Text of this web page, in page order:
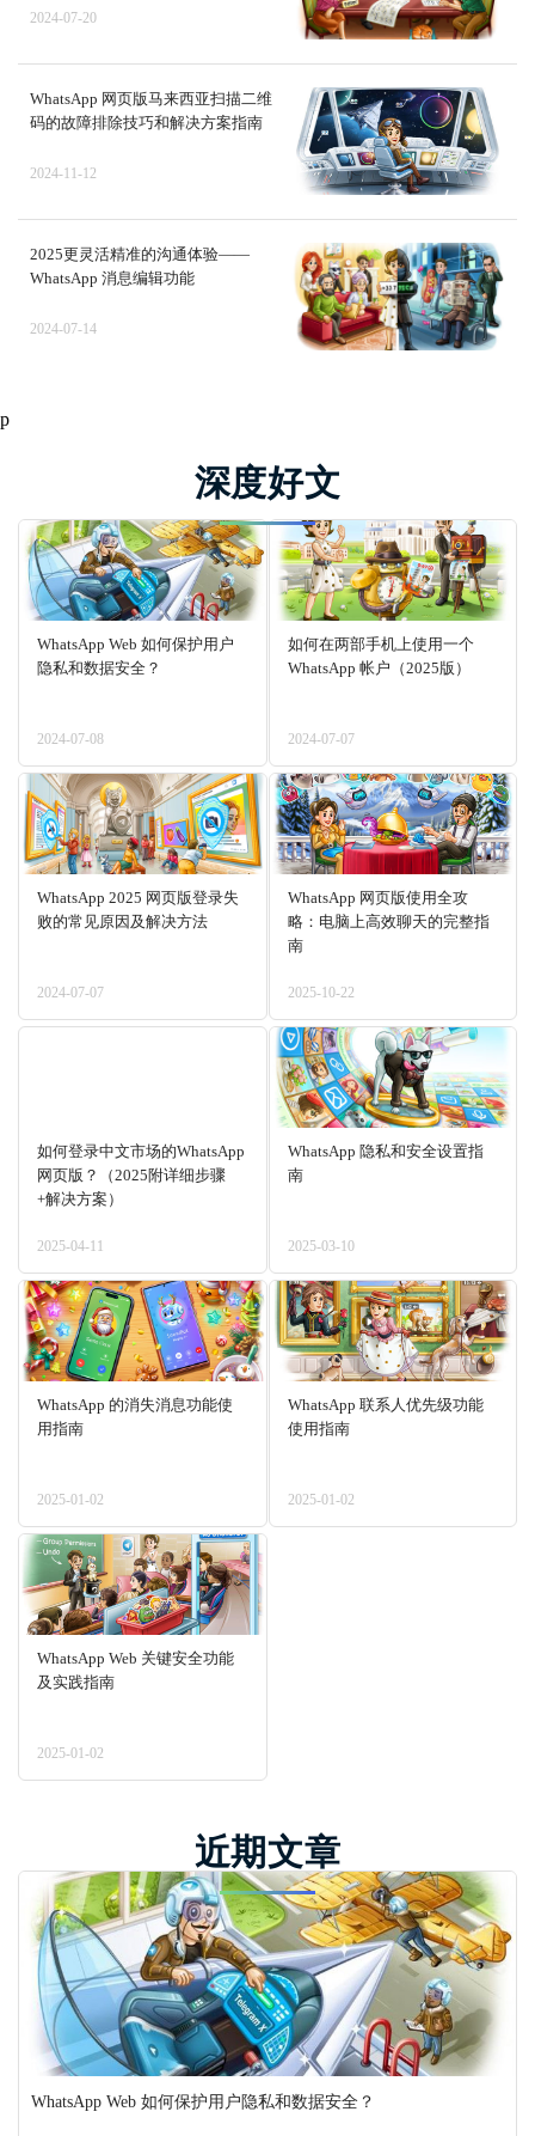
2024-07-20
WhatsApp 网页版马来西亚扫描二维
码的故障排除技巧和解决方案指南
2024-11-12
2025更灵活精准的沟通体验——
WhatsApp 消息编辑功能
2024-07-14
p
深度好文
WhatsApp Web 如何保护用户
隐私和数据安全？
2024-07-08
如何在两部手机上使用一个
WhatsApp 帐户（2025版）
2024-07-07
WhatsApp 2025 网页版登录失
败的常见原因及解决方法
2024-07-07
WhatsApp 网页版使用全攻
略：电脑上高效聊天的完整指
南
2025-10-22
如何登录中文市场的WhatsApp
网页版？（2025附详细步骤
+解决方案）
2025-04-11
WhatsApp 隐私和安全设置指
南
2025-03-10
WhatsApp 的消失消息功能使
用指南
2025-01-02
WhatsApp 联系人优先级功能
使用指南
2025-01-02
WhatsApp Web 关键安全功能
及实践指南
2025-01-02
近期文章
WhatsApp Web 如何保护用户隐私和数据安全？